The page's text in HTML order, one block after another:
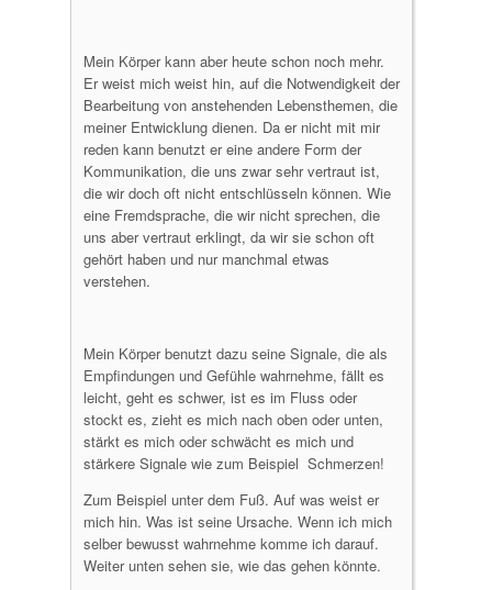
Mein Körper kann aber heute schon noch mehr.
Er weist mich weist hin, auf die Notwendigkeit der
Bearbeitung von anstehenden Lebensthemen, die
meiner Entwicklung dienen. Da er nicht mit mir
reden kann benutzt er eine andere Form der
Kommunikation, die uns zwar sehr vertraut ist,
die wir doch oft nicht entschlüsseln können. Wie
eine Fremdsprache, die wir nicht sprechen, die
uns aber vertraut erklingt, da wir sie schon oft
gehört haben und nur manchmal etwas
verstehen.
Mein Körper benutzt dazu seine Signale, die als
Empfindungen und Gefühle wahrnehme, fällt es
leicht, geht es schwer, ist es im Fluss oder
stockt es, zieht es mich nach oben oder unten,
stärkt es mich oder schwächt es mich und
stärkere Signale wie zum Beispiel Schmerzen!
Zum Beispiel unter dem Fuß. Auf was weist er
mich hin. Was ist seine Ursache. Wenn ich mich
selber bewusst wahrnehme komme ich darauf.
Weiter unten sehen sie, wie das gehen könnte.